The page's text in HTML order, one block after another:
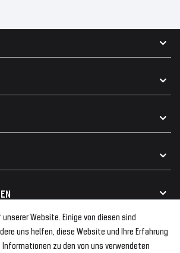
Website. Einige von diesen sind
uns helfen, diese Website und Ihre Erfahrung
zu den von uns verwendeten